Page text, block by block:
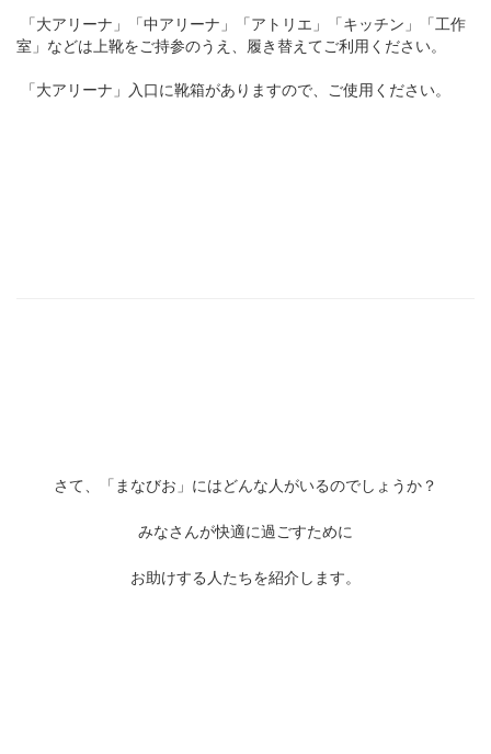
「大アリーナ」「中アリーナ」「アトリエ」「キッチン」「工作
室」などは上靴をご持参のうえ、履き替えてご利用ください。
「大アリーナ」入口に靴箱がありますので、ご使用ください。
さて、「まなびお」にはどんな人がいるのでしょうか？
みなさんが快適に過ごすために
お助けする人たちを紹介します。